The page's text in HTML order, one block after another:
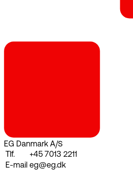
EG Danmark A/S
Tlf.
+45 7013 2211
E-mail eg@eg.dk